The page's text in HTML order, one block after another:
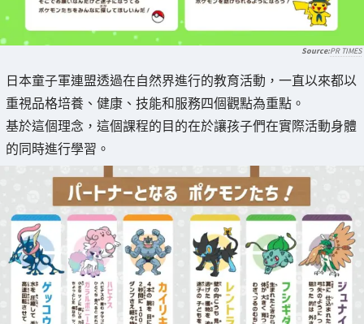
PR TIMES
日本童子軍連盟透過在自然界進行的教育活動，一直以來都以
重視品格培養、健康、技能和服務四個觀點為重點。
基於這個理念，這個課程的目的在於讓孩子們在實際活動身體
的同時進行學習。